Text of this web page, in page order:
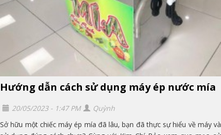
Hướng dẫn cách sử dụng máy ép nước mía
20/05/2023 - 1:47 PM
Quỳnh
Sở hữu một chiếc máy ép mía đã lâu, bạn đã thực sự hiểu về máy và